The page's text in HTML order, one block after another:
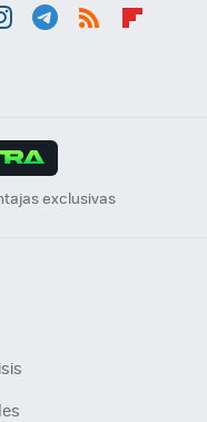
exclusivas